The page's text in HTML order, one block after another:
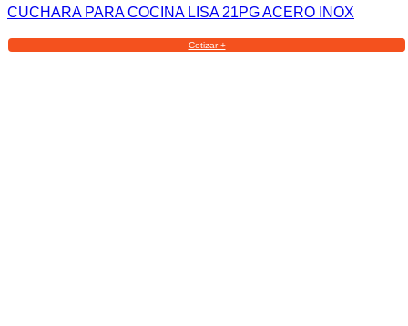
CUCHARA PARA COCINA LISA 21PG ACERO INOX
Cotizar +